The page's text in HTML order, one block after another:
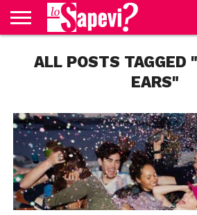
BENESSERE
GOSSIP
PRODOTTI
AMAZON
NEWS
CASA E
CUCINA
ALL POSTS TAGGED
EARS"